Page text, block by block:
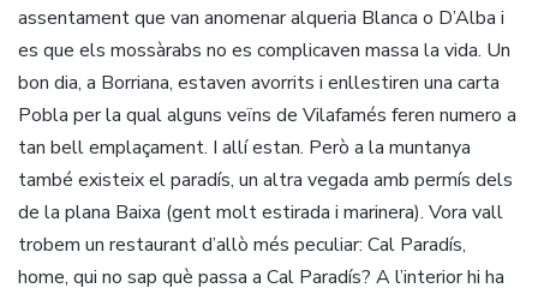
assentament que van anomenar alqueria Blanca o D’Alba i
es que els mossàrabs no es complicaven massa la vida. Un
bon dia, a Borriana, estaven avorrits i enllestiren una carta
Pobla per la qual alguns veïns de Vilafamés feren numero a
tan bell emplaçament. I allí estan. Però a la muntanya
també existeix el paradís, un altra vegada amb permís dels
de la plana Baixa (gent molt estirada i marinera). Vora vall
trobem un restaurant d’allò més peculiar: Cal Paradís,
home, qui no sap què passa a Cal Paradís? A l’interior hi ha